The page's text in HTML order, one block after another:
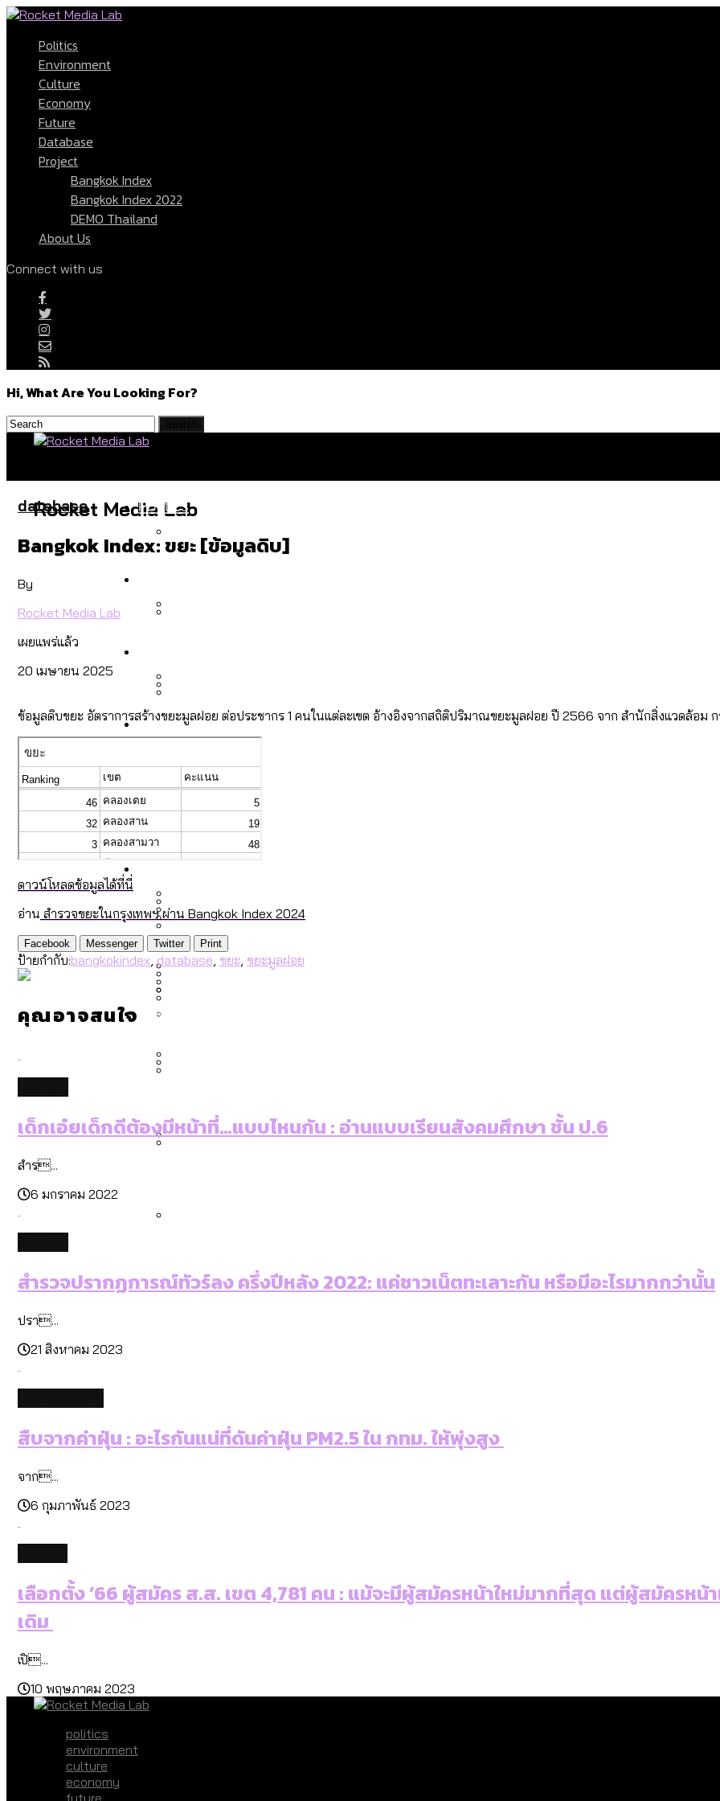
Politics
Environment
Culture
Economy
Future
Database
Project
Bangkok Index
Bangkok Index 2022
DEMO Thailand
About Us
Connect with us
Hi, What Are You Looking For?
Rocket Media Lab
Politics
สมุดจดการบ้าน ส.ก. 2569 : แต่ละเขตมีปัญหาอะไรที่ ส.ก. ต้องทำการบ้าน
Vote62 ขอบคุณประชาชนที่ร่วมสังเกตการณ์การเลือกตั้งชวนคุยกันถึงบทเรียนที่เร
สวนสาธารณะและพื้นที่สีเขียวใน กทม. เพิ่มขึ้นและเข้าถึงได้มากน้อยแค่ไหน
ขยะมูลฝอย 2568 [ข้อมูลดิบ]
งบระบายน้ำ-ป้องกันน้ำท่วม 4 ปี (2566-2569) ของ กทม. ในยุคชัชชาติ ลงเขตไหน ทำ
โลกใบเดียว สิทธิไม่เท่ากัน: กฎหมายการรับรองเพศของ Transgender ทั่วโลก ประเท
สำรวจ Hate Speech ที่ถูกผลิตซ้ำผ่านวิดีโอ AI ในช่วงความขัดแย้งไทย-กัมพูชา [ข้
กรุงเทพฯ เมืองคอนเสิร์ต : สำรวจคอนเสิร์ตและแฟนมีตติ้งในไทยจำนวน 526 งาน ตั้
Economy
เมกะโปรเจ็กต์ของ กทม. ในช่วงที่มีการใช้งบคาบเกี่ยวในยุคชัชชาติ มีอะไร ใช้งบแค่ไหน
สำรวจเศรษฐกิจในกรุงเทพฯ ผ่าน Bangkok Index 2025
สำรวจรายได้จากการจัดเก็บภาษีในกรุงเทพฯ ผ่าน Bangkok Index 2025
Future
สังคมผู้สูงอายุไทย [ข้อมูลดิบ]
สำรวจสังคมผู้สูงอายุไทย : 6 จังหวัดเป็นสังคมสูงวัยระดับสุดยอด และ 64 จังหวัดที่ต
สังคมผู้สูงอายุไทย [ข้อมูลดิบ]
Project
Bangkok Index
About Us
database
Bangkok Index: ขยะ [ข้อมูลดิบ]
By
Rocket Media Lab
เผยแพร่แล้ว
20 เมษายน 2025
ข้อมูลดิบขยะ อัตราการสร้างขยะมูลฝอย ต่อประชากร 1 คนในแต่ละเขต อ้างอิงจากสถิติปริมาณขยะมูลฝอย ปี 2566 จาก สำนักสิ่งแวดล้อม
ดาวน์โหลดข้อมูลได้ที่นี่
อ่าน สำรวจขยะในกรุงเทพฯ ผ่าน Bangkok Index 2024
Facebook Messenger Twitter Print
ป้ายกำกับ:bangkokindex database ขยะ ขยะมูลฝอย
คุณอาจสนใจ
เด็กเอ๋ยเด็กดีต้องมีหน้าที่…แบบไหนกัน : อ่านแบบเรียนสังคมศึกษา ชั้น ป.6
สำร...
6 มกราคม 2022
สำรวจปรากฏการณ์ทัวร์ลง ครึ่งปีหลัง 2022: แค่ชาวเน็ตทะเลาะกัน หรือมีอะไรมากกว่านั้น
ปรา...
21 สิงหาคม 2023
สืบจากค่าฝุ่น : อะไรกันแน่ที่ดันค่าฝุ่น PM2.5 ใน กทม. ให้พุ่งสูง
จาก...
6 กุมภาพันธ์ 2023
เลือกตั้ง ’66 ผู้สมัคร ส.ส. เขต 4,781 คน : แม้จะมีผู้สมัครหน้าใหม่มากที่สุด แต่ผู้สมัครห
เดิม
เปิ...
10 พฤษภาคม 2023
politics
environment
culture
economy